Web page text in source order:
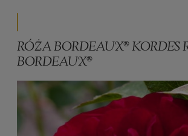
RÓŻA BORDEAUX® KORDES
BORDEAUX®